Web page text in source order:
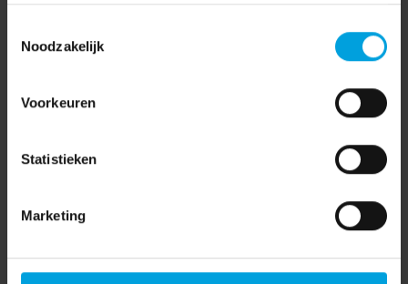
Noodzakelijk
Voorkeuren
Statistieken
Marketing